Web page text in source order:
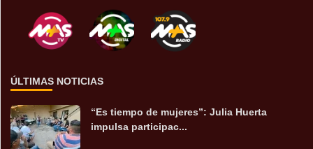
ÚLTIMAS NOTICIAS
“Es tiempo de mujeres”: Julia Huerta
impulsa participac...